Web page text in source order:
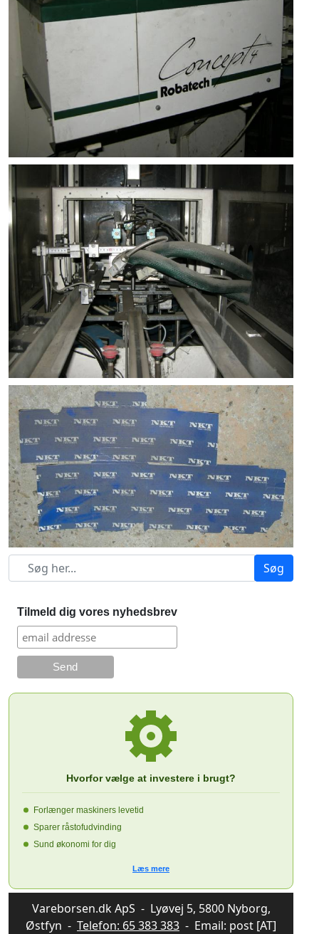
Søg
Tilmeld dig vores nyhedsbrev
Hvorfor vælge at investere i brugt?
Forlænger maskiners levetid
Sparer råstofudvinding
Sund økonomi for dig
Læs mere
Vareborsen.dk ApS - Lyøvej 5, 5800 Nyborg,
Østfyn - Telefon: 65 383 383 - Email: post [AT]